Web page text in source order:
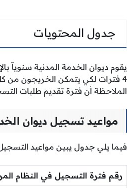
جدول المحتويات
يقوم ديوان الخدمة المدنية سنوياََ
4 فترات لكي يتمكن الخريجون من
الملاحظة أن فترة تقديم طلبات التسجيل
مواعيد تسجيل ديوان
فيما يلي جدول يبين مواعيد التسجيل
رقم فترة التسجيل في النظام